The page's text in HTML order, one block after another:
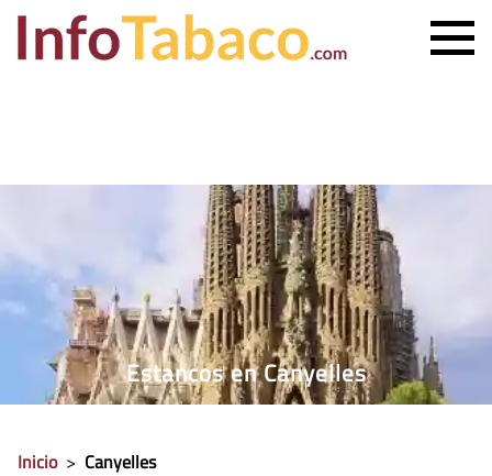
ESTANCO MÁS CERCANO
Estancos en Canyelles
Inicio > Canyelles